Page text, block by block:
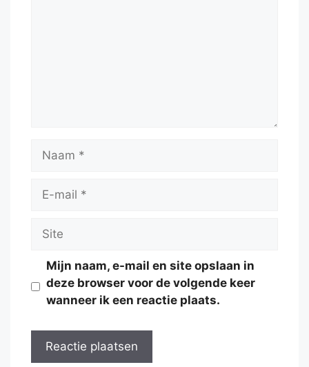
Naam
Site
Mijn naam, e-mail en site opslaan in
deze browser voor de volgende keer
wanneer ik een reactie plaats.